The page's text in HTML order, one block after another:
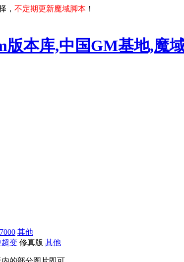
， 不定期更新魔域脚本 ！
版本库,中国GM基地,魔
7000 其他
超变 修真版 其他